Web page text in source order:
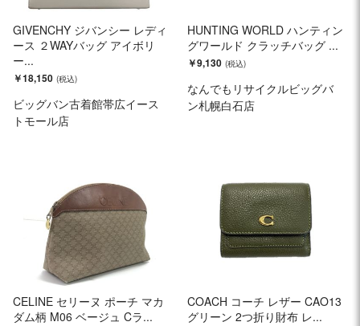
GIVENCHY ジバンシー レディ
ース ２WAYバッグ アイボリ
ー...
￥18,150
ビッグバン古着館帯広イース
トモール店
HUNTING WORLD ハンティン
グワールド クラッチバッグ ...
￥9,130
なんでもリサイクルビッグバ
ン札幌白石店
CELINE セリーヌ ポーチ マカ
ダム柄 M06 ベージュ Cラ...
COACH コーチ レザー CAO13
グリーン 2つ折り財布 レ...